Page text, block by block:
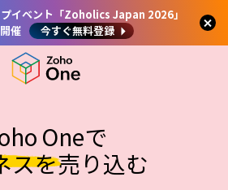
イベント「Zoholics Japan 2026」
催
今すぐ無料登録
Oneで
スを売り込む